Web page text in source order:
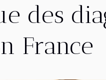
des
France